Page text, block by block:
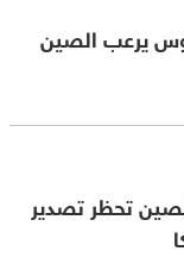
يرعب الصين
تحظر تصدير